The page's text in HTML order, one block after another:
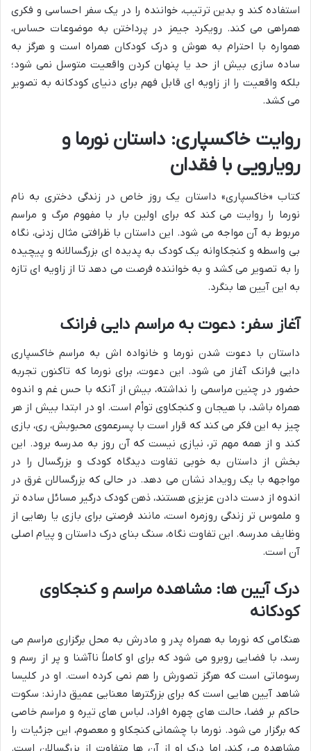
استفاده کند و بدین ترتیب، خواننده را در یک سفر احساسی و فکری
همراهی می کند. رویکرد جیمز در پرداختن به موضوعات حساس،
همواره با احترام به هوش و درک کودکان همراه است و هرگز به
ساده سازی بیش از حد یا پنهان کردن واقعیت متوسل نمی شود؛
بلکه واقعیت را از زاویه ای قابل فهم برای دنیای کودکانه به تصویر
می کشد.
روایت خاکسپاری: داستان نورما و
رویارویی با فقدان
کتاب «خاکسپاری» داستان یک روز خاص در زندگی دختری به نام
نورما را روایت می کند که برای اولین بار با مفهوم مرگ و مراسم
مربوط به آن مواجه می شود. این داستان با ظرافتی مثال زدنی، نگاه
بی واسطه و کنجکاوانه یک کودک به پدیده ای بزرگسالانه و پیچیده
را به تصویر می کشد و به خواننده فرصت می دهد تا از زاویه ای تازه
به این آیین ها بنگرد.
آغاز سفر: دعوت به مراسم دایی فرانک
داستان با دعوت شدن نورما و خانواده اش به مراسم خاکسپاری
دایی فرانک آغاز می شود. این دعوت، برای نورما که تاکنون تجربه
حضور در چنین مراسمی را نداشته، بیش از آنکه با حس غم و اندوه
همراه باشد، با هیجان و کنجکاوی توأم است. او در ابتدا بیش از هر
چیز به این فکر می کند که قرار است با پسرعموی محبوبش، ری، بازی
کند و از همه مهم تر، نیازی نیست که آن روز به مدرسه برود. این
بخش از داستان به خوبی تفاوت دیدگاه کودک و بزرگسال را در
مواجهه با یک رویداد نشان می دهد. در حالی که بزرگسالان غرق در
اندوه از دست دادن عزیزی هستند، ذهن کودک درگیر مسائل ساده تر
و ملموس تر زندگی روزمره است، مانند فرصتی برای بازی یا رهایی از
وظایف مدرسه. این تفاوت نگاه، سنگ بنای درک داستان و پیام اصلی
آن است.
درک آیین ها: مشاهده مراسم و کنجکاوی
کودکانه
هنگامی که نورما به همراه پدر و مادرش به محل برگزاری مراسم می
رسد، با فضایی روبرو می شود که برای او کاملاً ناآشنا و پر از رسم و
رسوماتی است که هرگز تصورش را هم نمی کرده است. او در کلیسا
شاهد آیین هایی است که برای بزرگترها معنایی عمیق دارند: سکوت
حاکم بر فضا، حالت های چهره افراد، لباس های تیره و مراسم خاصی
که برگزار می شود. نورما با چشمانی کنجکاو و معصوم، این جزئیات را